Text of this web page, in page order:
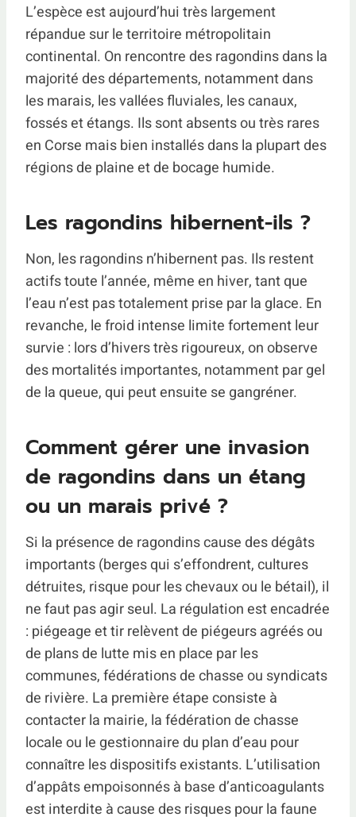
L’espèce est aujourd’hui très largement
répandue sur le territoire métropolitain
continental. On rencontre des ragondins dans la
majorité des départements, notamment dans
les marais, les vallées fluviales, les canaux,
fossés et étangs. Ils sont absents ou très rares
en Corse mais bien installés dans la plupart des
régions de plaine et de bocage humide.
Les ragondins hibernent-ils ?
Non, les ragondins n’hibernent pas. Ils restent
actifs toute l’année, même en hiver, tant que
l’eau n’est pas totalement prise par la glace. En
revanche, le froid intense limite fortement leur
survie : lors d’hivers très rigoureux, on observe
des mortalités importantes, notamment par gel
de la queue, qui peut ensuite se gangréner.
Comment gérer une invasion
de ragondins dans un étang
ou un marais privé ?
Si la présence de ragondins cause des dégâts
importants (berges qui s’effondrent, cultures
détruites, risque pour les chevaux ou le bétail), il
ne faut pas agir seul. La régulation est encadrée
: piégeage et tir relèvent de piégeurs agréés ou
de plans de lutte mis en place par les
communes, fédérations de chasse ou syndicats
de rivière. La première étape consiste à
contacter la mairie, la fédération de chasse
locale ou le gestionnaire du plan d’eau pour
connaître les dispositifs existants. L’utilisation
d’appâts empoisonnés à base d’anticoagulants
est interdite à cause des risques pour la faune